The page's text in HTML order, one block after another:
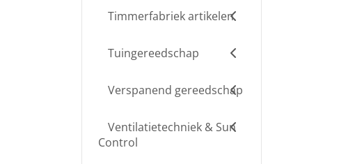
Timmerfabriek artikelen
Tuingereedschap
Verspanend gereedschap
Ventilatietechniek & Sun
Control